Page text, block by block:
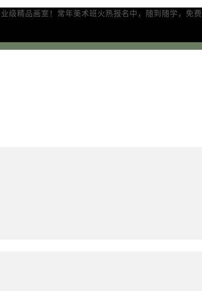
级精品画室！常年美术班火热报名中，随到随学，免